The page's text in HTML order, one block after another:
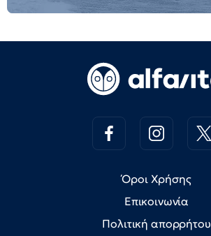
Όροι Χρήσης
Επικοινωνία
Πολιτική απορρήτου